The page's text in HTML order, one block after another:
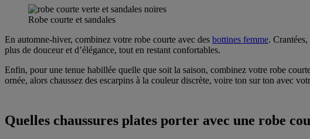
Robe courte et sandales
En automne-hiver, combinez votre robe courte avec des bottines femme.
plus de douceur et d’élégance, tout en restant confortables.
Enfin, pour une tenue habillée quelle que soit la saison, combinez votre robe
ornée, alors chaussez des escarpins à la couleur discrète, voire ton sur ton avec
Quelles chaussures plates porter avec une robe